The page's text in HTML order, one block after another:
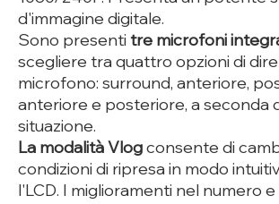
d'immagine digitale.
Sono presenti tre microfoni
scegliere tra quattro opzioni di
microfono: surround, anteriore,
anteriore e posteriore, a seconda
situazione.
La modalità Vlogconsente di
condizioni di ripresa in modo
l'LCD. I miglioramenti nel numero e